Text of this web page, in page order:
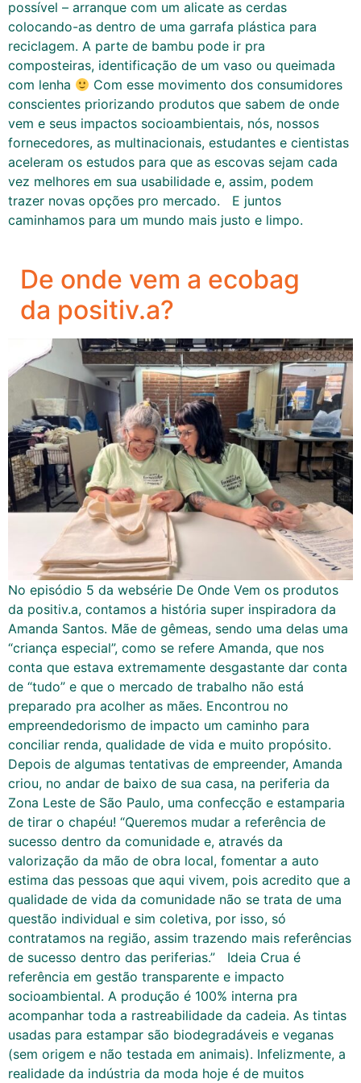
possível – arranque com um alicate as cerdas
colocando-as dentro de uma garrafa plástica para
reciclagem. A parte de bambu pode ir pra
composteiras, identificação de um vaso ou queimada
com lenha
Com esse movimento dos consumidores
conscientes priorizando produtos que sabem de onde
vem e seus impactos socioambientais, nós, nossos
fornecedores, as multinacionais, estudantes e cientistas
aceleram os estudos para que as escovas sejam cada
vez melhores em sua usabilidade e, assim, podem
trazer novas opções pro mercado. E juntos
caminhamos para um mundo mais justo e limpo.
De onde vem a ecobag
da positiv.a?
No episódio 5 da websérie De Onde Vem os produtos
da positiv.a, contamos a história super inspiradora da
Amanda Santos. Mãe de gêmeas, sendo uma delas uma
“criança especial”, como se refere Amanda, que nos
conta que estava extremamente desgastante dar conta
de “tudo” e que o mercado de trabalho não está
preparado pra acolher as mães. Encontrou no
empreendedorismo de impacto um caminho para
conciliar renda, qualidade de vida e muito propósito.
Depois de algumas tentativas de empreender, Amanda
criou, no andar de baixo de sua casa, na periferia da
Zona Leste de São Paulo, uma confecção e estamparia
de tirar o chapéu! “Queremos mudar a referência de
sucesso dentro da comunidade e, através da
valorização da mão de obra local, fomentar a auto
estima das pessoas que aqui vivem, pois acredito que a
qualidade de vida da comunidade não se trata de uma
questão individual e sim coletiva, por isso, só
contratamos na região, assim trazendo mais referências
de sucesso dentro das periferias.” Ideia Crua é
referência em gestão transparente e impacto
socioambiental. A produção é 100% interna pra
acompanhar toda a rastreabilidade da cadeia. As tintas
usadas para estampar são biodegradáveis e veganas
(sem origem e não testada em animais). Infelizmente, a
realidade da indústria da moda hoje é de muitos